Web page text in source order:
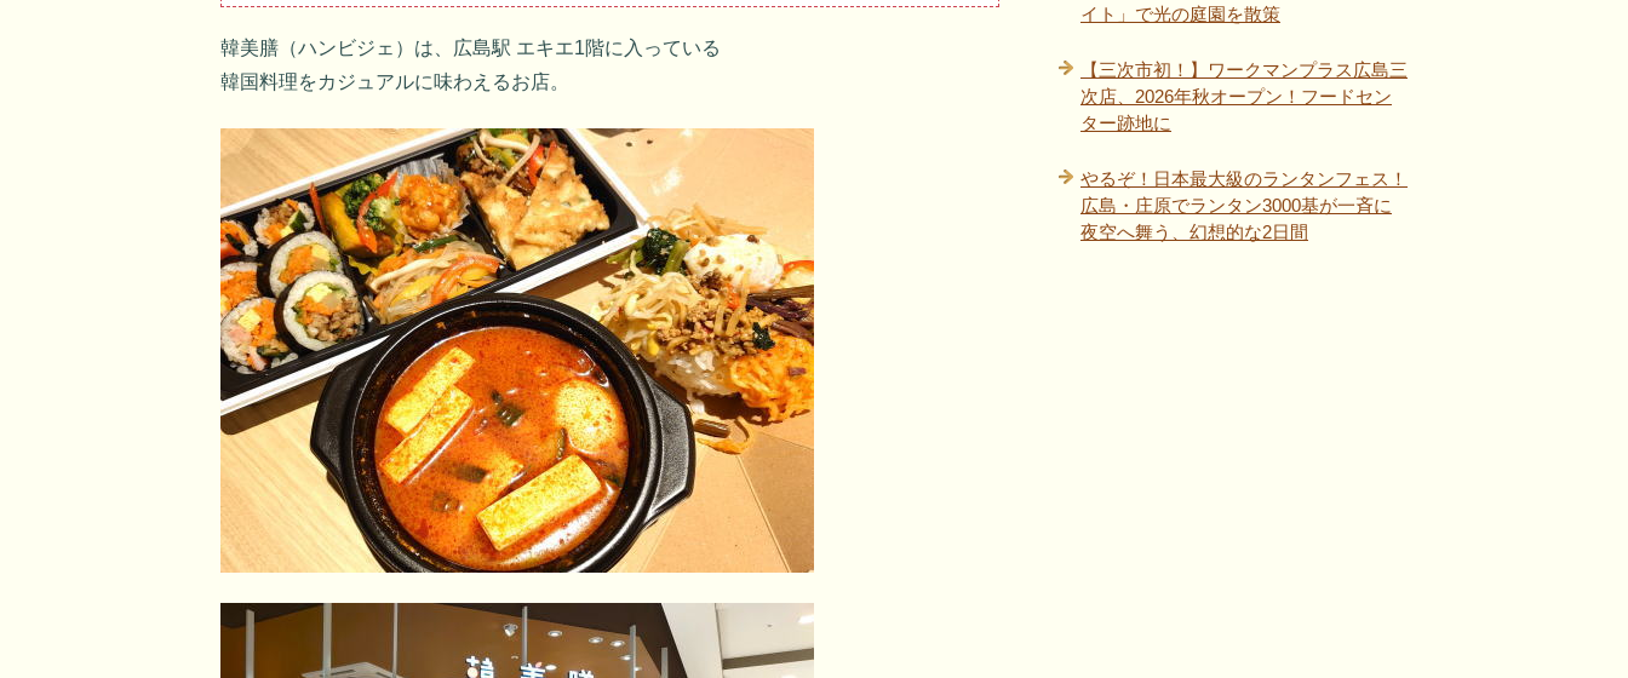
韓美膳（ハンビジェ）は、広島駅 エキエ1階に入っている
韓国料理をカジュアルに味わえるお店。
イト」で光の庭園を散策
【三次市初！】ワークマンプラス広島三
次店、2026年秋オープン！フードセン
ター跡地に
やるぞ！日本最大級のランタンフェス！
広島・庄原でランタン3000基が一斉に
夜空へ舞う、幻想的な2日間